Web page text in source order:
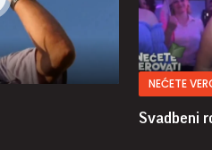
NEĆETE
Svadbeni